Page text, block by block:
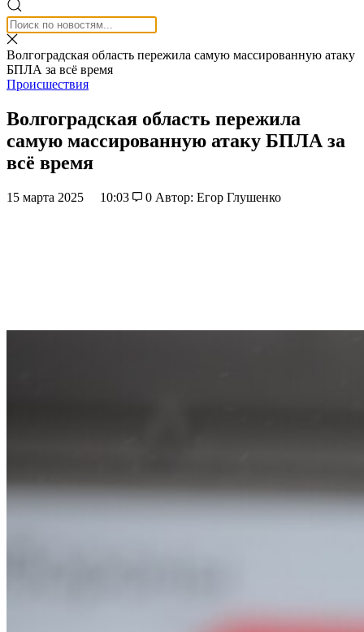
Волгоградская область пережила самую массированную атаку
БПЛА за всё время
Происшествия
Волгоградская область пережила
самую массированную атаку БПЛА за
всё время
15 марта 2025 10:03 0 Автор: Егор Глушенко